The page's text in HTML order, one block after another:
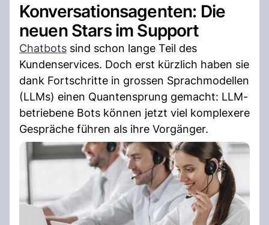
Konversationsagenten: Die
neuen Stars im Support
Chatbots sind schon lange Teil des
Kundenservices. Doch erst kürzlich haben sie
dank Fortschritte in grossen Sprachmodellen
(LLMs) einen Quantensprung gemacht: LLM-
betriebene Bots können jetzt viel komplexere
Gespräche führen als ihre Vorgänger.